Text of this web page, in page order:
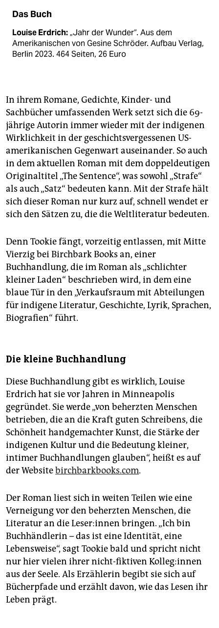
Das Buch
Louise Erdrich:„Jahr der Wunder“. Aus dem
Amerikanischen von Gesine Schröder. Aufbau Verlag,
Berlin 2023. 464 Seiten, 26 Euro
In ihrem Romane, Gedichte, Kinder- und
Sachbücher umfassenden Werk setzt sich die 69-
jährige Autorin immer wieder mit der indigenen
Wirklichkeit in der geschichtsvergessenen US-
amerikanischen Gegenwart auseinander. So auch
in dem aktuellen Roman mit dem doppeldeutigen
Originaltitel „The Sentence“, was sowohl „Strafe“
als auch „Satz“ bedeuten kann. Mit der Strafe hält
sich dieser Roman nur kurz auf, schnell wendet er
sich den Sätzen zu, die die Weltliteratur bedeuten.
Denn Tookie fängt, vorzeitig entlassen, mit Mitte
Vierzig bei Birchbark Books an, einer
Buchhandlung, die im Roman als „schlichter
kleiner Laden“ beschrieben wird, in dem eine
blaue Tür in den „Verkaufsraum mit Abteilungen
für indigene Literatur, Geschichte, Lyrik, Sprachen,
Biografien“ führt.
Die kleine Buchhandlung
Diese Buchhandlung gibt es wirklich, Louise
Erdrich hat sie vor Jahren in Minneapolis
gegründet. Sie werde „von beherzten Menschen
betrieben, die an die Kraft guten Schreibens, die
Schönheit handgemachter Kunst, die Stärke der
indigenen Kultur und die Bedeutung kleiner,
intimer Buchhandlungen glauben“, heißt es auf
der Websitebirchbarkbooks.com.
Der Roman liest sich in weiten Teilen wie eine
Verneigung vor den beherzten Menschen, die
Literatur an die Le­se­r:in­nen bringen. „Ich bin
Buchhändlerin – das ist eine Identität, eine
Lebensweise“, sagt Tookie bald und spricht nicht
nur hier vielen ihrer nicht-fiktiven Kol­le­g:in­nen
aus der Seele. Als Erzählerin begibt sie sich auf
Bücherpfade und erzählt davon, wie das Lesen ihr
Leben prägt.